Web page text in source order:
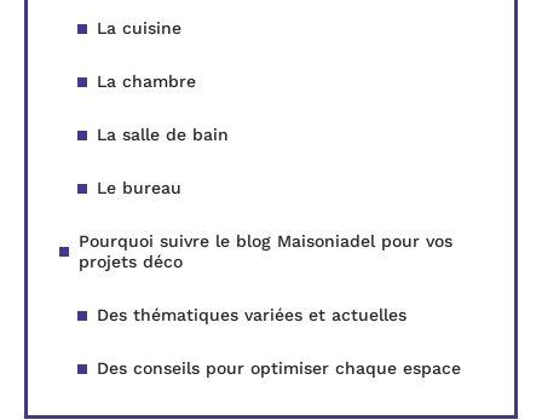
La cuisine
La chambre
La salle de bain
Le bureau
Pourquoi suivre le blog Maisoniadel pour vos
projets déco
Des thématiques variées et actuelles
Des conseils pour optimiser chaque espace